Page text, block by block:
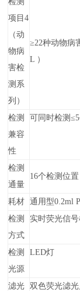
项目4
（动
物病
害检
测系
列）
≥22种动物病
L ）
检测
兼容
性
可同时检测≤5
检测
通量
16个检测位
耗材
通用型0.2ml
检测
方式
实时荧光信号
检测
光源
LED灯
滤光
双色荧光滤光